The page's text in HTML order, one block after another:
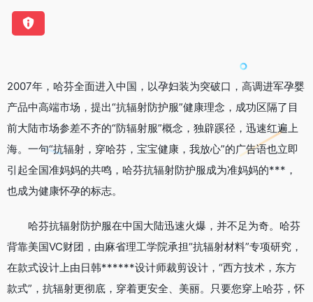
2007年，哈芬全面进入中国，以孕妇装为突破口，高调进军孕婴
产品中高端市场，提出“抗辐射防护服”健康理念，成功区隔了目
前大陆市场参差不齐的“防辐射服”概念，独辟蹊径，迅速红遍上
海。一句“抗辐射，穿哈芬，宝宝健康，我放心”的广告语也立即
引起全国准妈妈的共鸣，哈芬抗辐射防护服成为准妈妈的***，
也成为健康怀孕的标志。
哈芬抗辐射防护服在中国大陆迅速火爆，并不足为奇。哈芬
背靠美国VC财团，由麻省理工学院承担“抗辐射材料”专项研究，
在款式设计上由日韩******设计师裁剪设计，“西方技术，东方
款式”，抗辐射更彻底，穿着更安全、美丽。只要您穿上哈芬，怀